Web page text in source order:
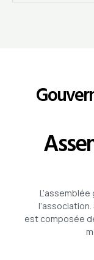
est composée